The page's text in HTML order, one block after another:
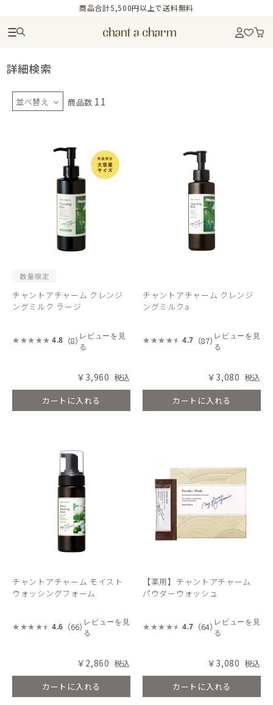
商品合計5,500円以上で送料無料
詳細検索
並べ替え 商品数 11
チャントアチャーム クレンジ
ングミルク ラージ
4.8 （8） レビューを見
る
￥3,960
カートに入れる
チャントアチャーム クレンジ
ングミルクa
4.7 （87） レビューを見
る
￥3,080
カートに入れる
チャントアチャーム モイスト
ウォッシングフォーム
4.6 （66） レビューを見
る
￥2,860
カートに入れる
【薬用】チャントアチャーム
パウダーウォッシュ
4.7 （64） レビューを見
る
￥3,080
カートに入れる